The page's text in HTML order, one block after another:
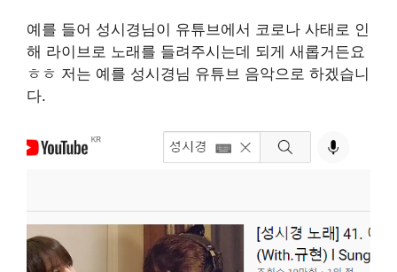
예를 들어 성시경님이 유튜브에서 코로나 사태로 인
해 라이브로 노래를 들려주시는데 되게 새롭거든요
ㅎㅎ 저는 예를 성시경님 유튜브 음악으로 하겠습니
다.